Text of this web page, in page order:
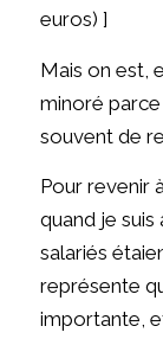
euros) ]
Mais on est,
minoré
souvent de
Pour revenir
quand je suis
salariés
représente
importante,